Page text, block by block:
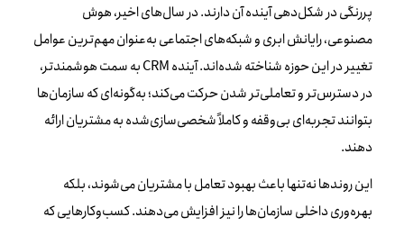
پررنگی در شکل‌دهی آینده آن دارند. در سال‌های اخیر، هوش
مصنوعی، رایانش ابری و شبکه‌های اجتماعی به‌عنوان مهم‌ترین عوامل
تغییر در این حوزه شناخته شده‌اند. آینده CRM به سمت هوشمندتر،
در دسترس‌تر و تعاملی‌تر شدن حرکت می‌کند؛ به‌گونه‌ای که سازمان‌ها
بتوانند تجربه‌ای بی‌وقفه و کاملاً شخصی‌سازی‌شده به مشتریان ارائه
دهند.
این روندها نه‌تنها باعث بهبود تعامل با مشتریان می‌شوند، بلکه
بهره‌وری داخلی سازمان‌ها را نیز افزایش می‌دهند. کسب‌وکارهایی که